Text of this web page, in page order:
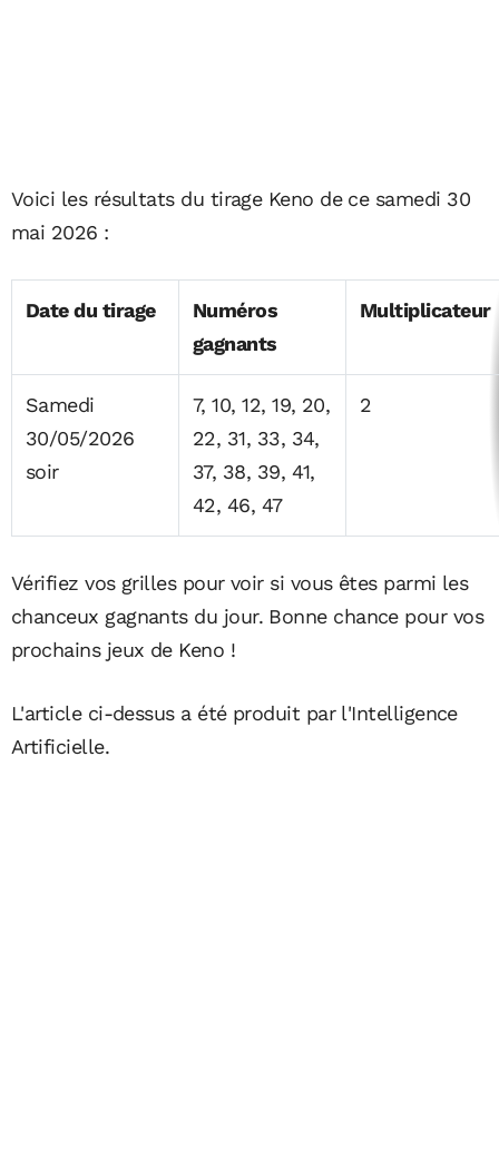
Voici les résultats du tirage Keno de ce samedi 30
mai 2026 :
Date du tirage
Numéros
gagnants
Multiplicateur
Samedi
30/05/2026
soir
7, 10, 12, 19, 20,
22, 31, 33, 34,
37, 38, 39, 41,
42, 46, 47
2
Vérifiez vos grilles pour voir si vous êtes parmi les
chanceux gagnants du jour. Bonne chance pour vos
prochains jeux de Keno !
L'article ci-dessus a été produit par l'Intelligence
Artificielle.